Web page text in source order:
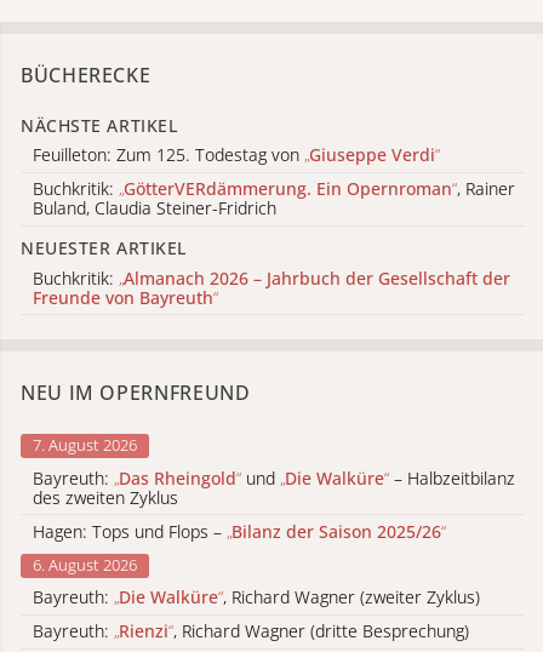
BÜCHERECKE
NÄCHSTE ARTIKEL
Feuilleton: Zum 125. Todestag von „Giuseppe Verdi“
Buchkritik: „GötterVERdämmerung. Ein Opernroman“, Rainer
Buland, Claudia Steiner-Fridrich
NEUESTER ARTIKEL
Buchkritik: „Almanach 2026 – Jahrbuch der Gesellschaft der
Freunde von Bayreuth“
NEU IM OPERNFREUND
7. August 2026
Bayreuth: „Das Rheingold“ und „Die Walküre“ – Halbzeitbilanz
des zweiten Zyklus
Hagen: Tops und Flops – „Bilanz der Saison 2025/26“
6. August 2026
Bayreuth: „Die Walküre“, Richard Wagner (zweiter Zyklus)
Bayreuth: „Rienzi“, Richard Wagner (dritte Besprechung)